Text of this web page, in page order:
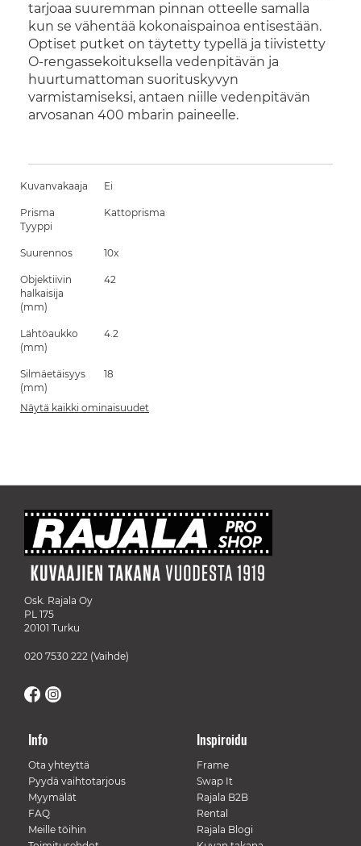
tarjoaa suuremman pinnan otteelle samalla
kun se vähentää kokonaispainoa entisestään.
Optiset putket on täytetty typellä ja tiivistetty
O-rengassekoituksella vedenpitävän ja
huurtumattoman suorituskyvyn
varmistamiseksi, antaen niille vedenpitävän
arvosanan 400 mbarin paineelle.
Kuvanvakaaja Ei
Prisma
Tyyppi
Kattoprisma
Suurennos 10x
Objektiivin
halkaisija
(mm)
42
Lähtöaukko
(mm)
4.2
Silmäetäisyys
(mm)
18
Näytä kaikki ominaisuudet
Osk. Rajala Oy
PL 175
20101 Turku
020 7530 222 (Vaihde)
Info
Ota yhteyttä
Pyydä vaihtotarjous
Myymälät
FAQ
Meille töihin
Inspiroidu
Frame
Swap It
Rajala B2B
Rental
Rajala Blogi